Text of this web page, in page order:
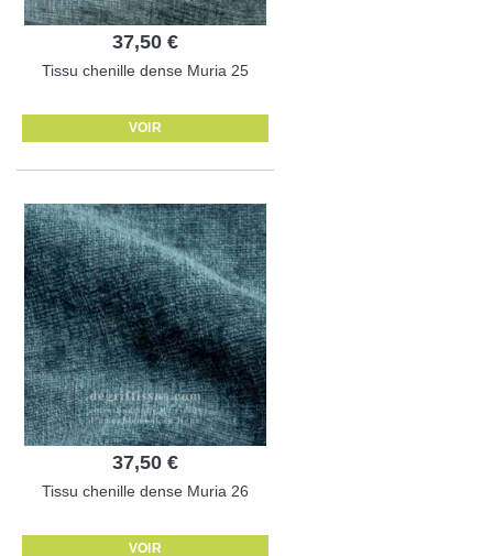
37,50 €
Tissu chenille dense Muria 25
VOIR
37,50 €
Tissu chenille dense Muria 26
VOIR